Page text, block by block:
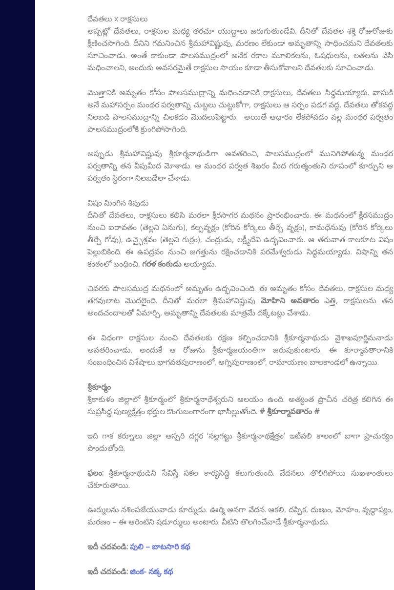
దేవతలు x రాక్షసులు
అప్పట్లో దేవతలు, రాక్షసుల మధ్య తరచూ యుద్ధాలు జరుగుతుండేవి. దీనితో దేవతల శక్తి రోజురోజుకు
క్షీణించసాగింది. దీనిని గమనించిన శ్రీమహావిష్ణువు, మరణం లేకుండా అమృతాన్ని సాధించమని దేవతలకు
సూచించాడు. అంతే కాకుండా పాలసముద్రంలో అనేక రకాల మూలికలను, ఓషధులను, లతలను వేసి
మధించాలని, అందుకు అవసరమైతే రాక్షసుల సాయం కూడా తీసుకోవాలని దేవతలకు సూచించాడు.
మొత్తానికి అమృతం కోసం పాలసముద్రాన్ని మధించడానికి రాక్షసులు, దేవతలు సిద్ధమయ్యారు. వాసుకి
అనే మహాసర్పం మంథర పర్వతాన్ని చుట్టలు చుట్టుకోగా, రాక్షసులు ఆ సర్పం పడగ వద్ద, దేవతలు తోకవద్ద
నిలబడి పాలసముద్రాన్ని చిలకడం మొదలుపెట్టారు. అయితే ఆధారం లేకపోవడం వల్ల మంథర పర్వతం
పాలసముద్రంలోకి క్రుంగిపోసాగింది.
అప్పుడు శ్రీమహావిష్ణువు శ్రీకూర్మనాథుడిగా అవతరించి, పాలసముద్రంలో మునిగిపోతున్న మంథర
పర్వతాన్ని తన వీపుమీద మోశాడు. ఆ మంథర పర్వత శిఖరం మీద గరుత్మంతుని రూపంలో కూర్చుని ఆ
పర్వతం స్థిరంగా నిలబడేలా చేశాడు.
విషం మింగిన శివుడు
దీనితో దేవతలు, రాక్షసులు కలిసి మరలా క్షీరసాగర మథనం ప్రారంభించారు. ఈ మథనంలో క్షీరసముద్రం
నుంచి ఐరావతం (తెల్లని ఏనుగు), కల్పవృక్షం (కోరిన కోర్కెలు తీర్చే వృక్షం), కామధేనువు (కోరిన కోర్కెలు
తీర్చే గోవు), ఉచ్ఛైశ్రవం (తెల్లని గుర్రం), చంద్రుడు, లక్ష్మీదేవి ఉద్భవించారు. ఆ తరువాత కాలకూట విషం
పెల్లుబికింది. ఈ ఉపద్రవం నుంచి జగత్తును రక్షించడానికి పరమేశ్వరుడు సిద్ధమయ్యాడు. విషాన్ని తన
కంఠంలో బంధించి, గరళ కంఠుడుఅయ్యాడు.
చివరకు పాలసముద్ర మథనంలో అమృతం ఉద్భవించింది. ఈ అమృతం కోసం దేవతలు, రాక్షసుల మధ్య
తగవులాట మొదలైంది. దీనితో మరలా శ్రీమహావిష్ణువుమోహిని అవతారంఎత్తి, రాక్షసులను తన
అందచందాలతో ఏమార్చి, అమృతాన్ని దేవతలకు మాత్రమే దక్కేటట్లు చేశాడు.
ఈ విధంగా రాక్షసుల నుంచి దేవతలకు రక్షణ కల్పించడానికి శ్రీకూర్మనాథుడు వైశాఖపూర్ణిమనాడు
అవతరించాడు. అందుకే ఆ రోజును శ్రీకూర్మజయంతిగా జరుపుకుంటారు. ఈ కూర్మావతారానికి
సంబంధించిన విశేషాలు భాగవతపురాణంలో, అగ్నిపురాణంలో, రామాయణం బాలకాండలో ఉన్నాయి.
శ్రీకూర్మం
శ్రీకాకుళం జిల్లాలో శ్రీకూర్మంలో శ్రీకూర్మనాథేశ్వరుని ఆలయం ఉంది. అత్యంత ప్రాచీన చరిత్ర కలిగిన ఈ
సుప్రసిద్ధ పుణ్యక్షేత్రం భక్తుల కొంగుబంగారంగా భాసిల్లుతోంది. # శ్రీకూర్మావతారం #
ఇది గాక కర్నూలు జిల్లా ఆస్పరి దగ్గర ‘నల్లగట్టు శ్రీకూర్మనాథక్షేత్రం’ ఇటీవలి కాలంలో బాగా ప్రాచుర్యం
పొందుతోంది.
ఫలం:శ్రీకూర్మనాథుడిని సేవిస్తే సకల కార్యసిద్ధి కలుగుతుంది. వేదనలు తొలిగిపోయి సుఖశాంతులు
చేకూరుతాయి.
ఊర్ములను నశింపజేయువాడు కూర్ముడు. ఊర్మి అనగా వేదన. ఆకలి, దప్పిక, దుఃఖం, మోహం, వృద్ధాప్యం,
మరణం – ఈ ఆరింటిని షడూర్ములు అంటారు. వీటిని తొలగించేవాడే శ్రీకూర్మనాథుడు.
ఇదీ చదవండి:పులి – బాటసారి కథ
ఇదీ చదవండి:జింక- నక్క కథ